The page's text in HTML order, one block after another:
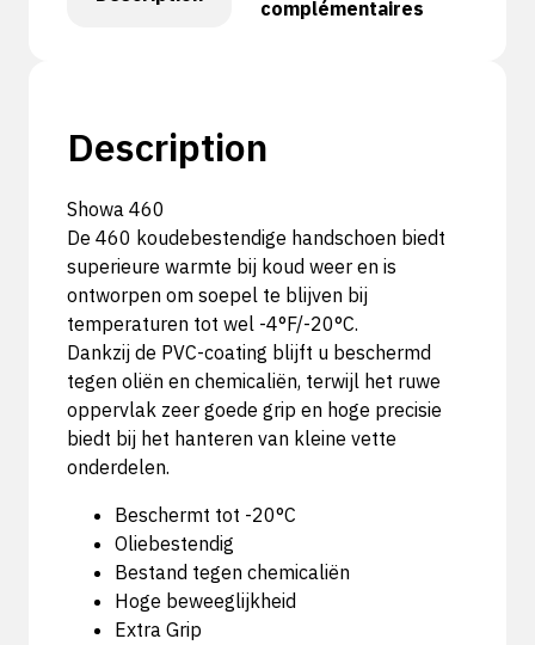
complémentaires
Description
Showa 460
De 460 koudebestendige handschoen biedt
superieure warmte bij koud weer en is
ontworpen om soepel te blijven bij
temperaturen tot wel -4°F/-20°C.
Dankzij de PVC-coating blijft u beschermd
tegen oliën en chemicaliën, terwijl het ruwe
oppervlak zeer goede grip en hoge precisie
biedt bij het hanteren van kleine vette
onderdelen.
Beschermt tot -20°C
Oliebestendig
Bestand tegen chemicaliën
Hoge beweeglijkheid
Extra Grip